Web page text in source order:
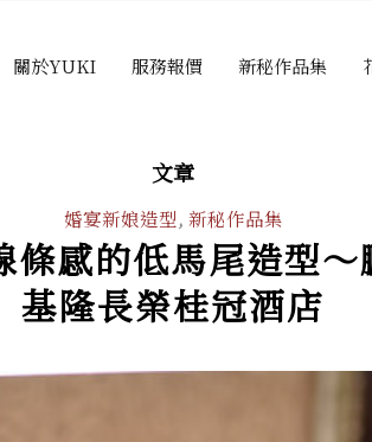
關於YUKI 服務報價 新秘作品集
文章
婚宴新娘造型, 新秘作品集
感的低馬尾造型
基隆長榮桂冠酒店